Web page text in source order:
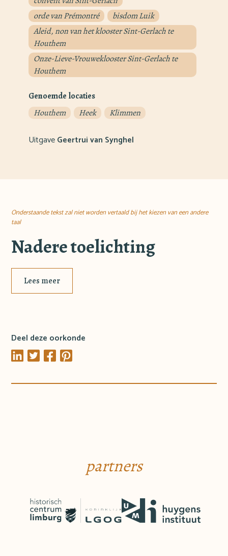
orde van Prémontré
bisdom Luik
Aleid, non van het klooster Sint-Gerlach te
Houthem
Onze-Lieve-Vrouweklooster Sint-Gerlach te
Houthem
Genoemde locaties
Houthem
Heek Klimmen
UitgaveGeertrui van Synghel
Onderstaande tekst zal niet worden vertaald bij het kiezen van een andere
taal
Nadere toelichting
Lees meer
Deel deze oorkonde
partners